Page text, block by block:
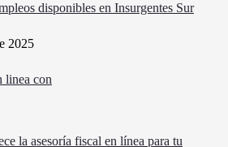
disponibles en Insurgentes Sur
2025
la asesoría fiscal en línea para tu